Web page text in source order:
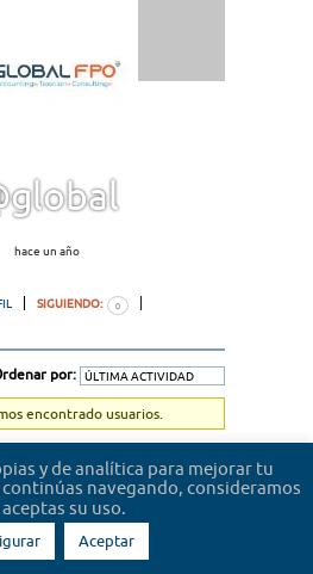
hace un año
SIGUIENDO: 0
por:
encontrado usuarios.
y de analítica para mejorar tu
navegando, consideramos
su uso.
Aceptar